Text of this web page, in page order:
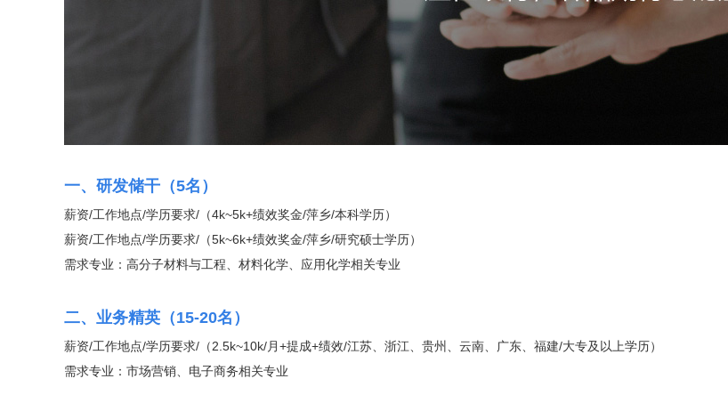
一、研发储干（5名）
薪资/工作地点/学历要求/（4k~5k+绩效奖金/萍乡/本科学历）
薪资/工作地点/学历要求/（5k~6k+绩效奖金/萍乡/研究硕士学历）
需求专业：高分子材料与工程、材料化学、应用化学相关专业
二、业务精英（15-20名）
薪资/工作地点/学历要求/（2.5k~10k/月+提成+绩效/江苏、浙江、贵州、云南、广东、福建/大专及以上学历）
需求专业：市场营销、电子商务相关专业